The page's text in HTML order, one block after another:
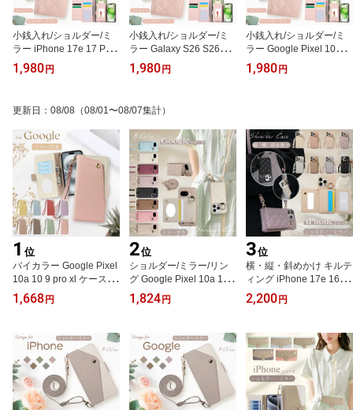
小銭入れ/ショルダー/ミ
ラー iPhone 17e 17 Pro
Max Air ケース 手帳型 iP
hone16eケース iPhone
e13 iPhone12 11 Pro Ma
x 8 7 SE 第2世代 第3世
代 ケース 手帳型 ショル
ダー ストラップ 鏡付き
エレガント 大人 かわい
1,980円
小銭入れ/ショルダー/ミ
ラー Galaxy S26 S26+ S
25 Ultra ケース 手帳型 G
alaxyA36ケース Galaxy
alaxyA25 GalaxyA55 Gal
axy S23Ultra S24Ultra S
21+ 5G ケース 手帳型 シ
ョルダー ストラップ 鏡
付き エレガント 大人 か
わいい
1,980円
小銭入れ/ショルダー/ミ
ラー Google Pixel 10a 1
0 ケース 手帳型 GoogleP
ixel9Aケース Pixel8A Pix
el10Pro Pixel9ProXL ケ
ース 手帳型 ショルダー
ストラップ 鏡付き エレ
ガント 大人 かわいい
1,980円
更新日 ： 08/08 （08/01〜08/07集計）
1 位
バイカラー Google Pixel
10a 10 9 pro xl ケース 大
人可愛い ミラー付き ピ
クセル 9a Pixel8 pro 8a
付き Pixel 10pro 9Pro 8
7 7pro 6 Pixel10 Pixel7
Pixel9 pro 7A 7Pro ケー
ス スマホケース 手帳型
手首 ストラップ カード
収納 ミラー おしゃれ
1,668円
2位
ショルダー/ミラー/リン
グ Google Pixel 10a 10 9
ProXL 9A キルティング
スマホケース カード収納
Pixel8 Pixel7A 携帯ケー
ス ピクセル9 ピクセル8
プロ 8 Pro 7 9a 8a 9Pro
XL 8Pro ケース ショルダ
ーストラップ 肩掛け 韓
国 かわいい おしゃれ
1,824円
3位
横・縦・斜めかけ キルテ
ィング iPhone 17e 16e 1
7 ケース iPhone15 iPho
ne14 Plus スマホケース
ース iPhone12 Mini ケー
ス iPhone11 Pro Max ケ
ース iPhone SE 第2世代
第3世代 携帯 ケース ショ
ルダー 肩掛け カード入
れ 韓国 おしゃれ 鏡 リン
2,200円